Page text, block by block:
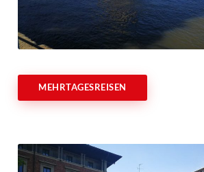
MEHRTAGESREISEN